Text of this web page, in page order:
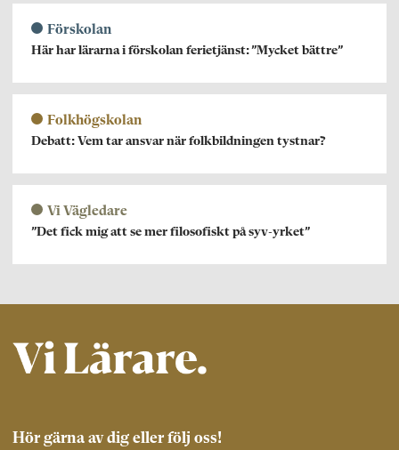
Förskolan
Här har lärarna i förskolan ferietjänst: ”Mycket bättre”
Folkhögskolan
Debatt: Vem tar ansvar när folkbildningen tystnar?
Vi Vägledare
”Det fick mig att se mer filosofiskt på syv-yrket”
Hör gärna av dig eller följ oss!